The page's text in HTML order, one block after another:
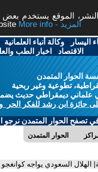
الموقع يستخدم بعض
More info - المزيد
اليسار -وكالة أنباء العلمانية
الاقتصاد - اخبار الطب
الحوار المتمدن
تطوعية وغير ربحية
ديمقراطي حديث يضمن
جائزة ابن رشد للفكر الحر
تصفح الحوار المتمدن نرجو
الحوار المتمدن
الهلال السعودي يواجه